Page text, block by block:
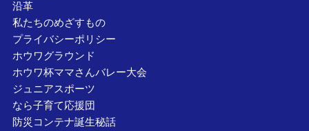
沿革
私たちのめざすもの
プライバシーポリシー
ホウワグラウンド
ホウワ杯ママさんバレー大会
ジュニアスポーツ
なら子育て応援団
防災コンテナ誕生秘話